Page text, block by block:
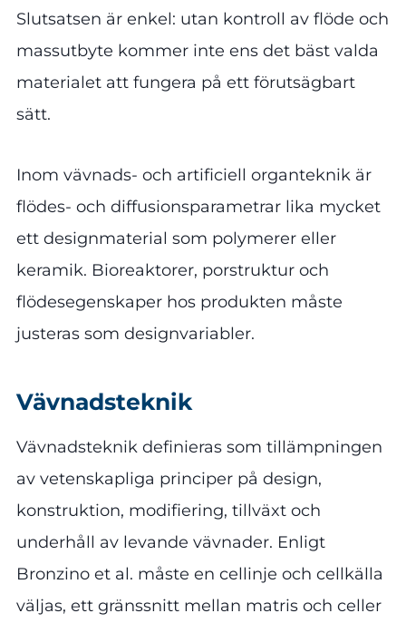
Slutsatsen är enkel: utan kontroll av flöde och
massutbyte kommer inte ens det bäst valda
materialet att fungera på ett förutsägbart
sätt.
Inom vävnads- och artificiell organteknik är
flödes- och diffusionsparametrar lika mycket
ett designmaterial som polymerer eller
keramik. Bioreaktorer, porstruktur och
flödesegenskaper hos produkten måste
justeras som designvariabler.
Vävnadsteknik
Vävnadsteknik definieras som tillämpningen
av vetenskapliga principer på design,
konstruktion, modifiering, tillväxt och
underhåll av levande vävnader. Enligt
Bronzino et al. måste en cellinje och cellkälla
väljas, ett gränssnitt mellan matris och celler